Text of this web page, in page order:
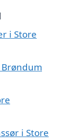
i Store
i Store